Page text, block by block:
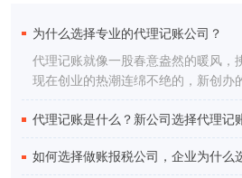
为什么选择专业的代理记账公司？
代理记账就像一股春意盎然的暖风，
现在创业的热潮连绵不绝的，新创办
建财务部门，那么这种情况下请代理
记账随着经济的发展相关法律的完善
型企业节约成本
代理记账是什么？新公司选择代理记
繁琐和复杂的。代理记账可以说是企
如何选择做账报税公司，企业为什么
注册公司流程有哪些？
注册公司的流程有多少？麻不麻烦？
公司注册有哪些流程方法？